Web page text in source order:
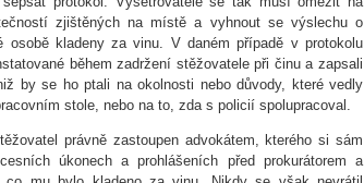
zjištěných na místě a vyhnout se výslechu o
osobě kladeny za vinu. V daném případě v protokolu
během zadržení stěžovatele při činu a zapsali
by se ho ptali na okolnosti nebo důvody, které vedly
stole, nebo na to, zda s policií spolupracoval.
právně zastoupen advokátem, kterého si sám
úkonech a prohlášeních před prokurátorem a